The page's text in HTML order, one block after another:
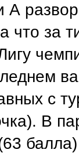
что за
с
В